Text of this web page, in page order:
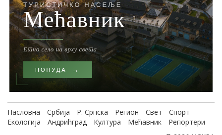
Насловна Србија Р. Српска Регион Свет
Спорт
Екологија
Андрићград Култура Мећавник
Репортери